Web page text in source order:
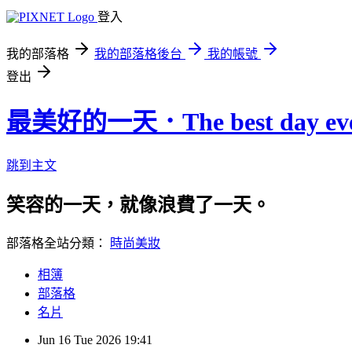
登入
我的部落格 我的部落格後台
我的帳號
登出
最美好的一天．The best day
跳到主文
笑容的一天，就像浪費了一天。
部落格全站分類： 時尚美妝
相簿
部落格
名片
Jun 16 Tue 2026 19:41